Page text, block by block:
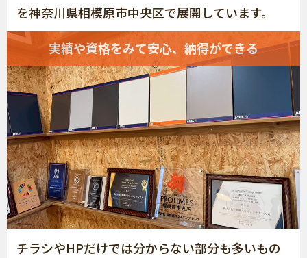
を神奈川県相模原市中央区で展開しています。
実績や資格をみて安心、納得ができる
チラシやHPだけでは分からない部分も多いもの